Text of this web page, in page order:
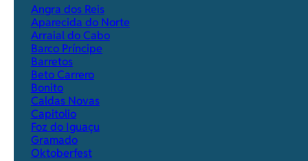
Angra dos Reis
Aparecida do Norte
Arraial do Cabo
Barco Príncipe
Barretos
Beto Carrero
Bonito
Caldas Novas
Capitolio
Foz do Iguaçu
Gramado
Oktoberfest